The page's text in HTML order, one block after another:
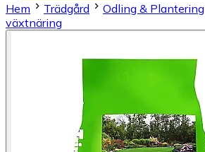
Hem
Trädgård Odling & Plantering
växtnäring